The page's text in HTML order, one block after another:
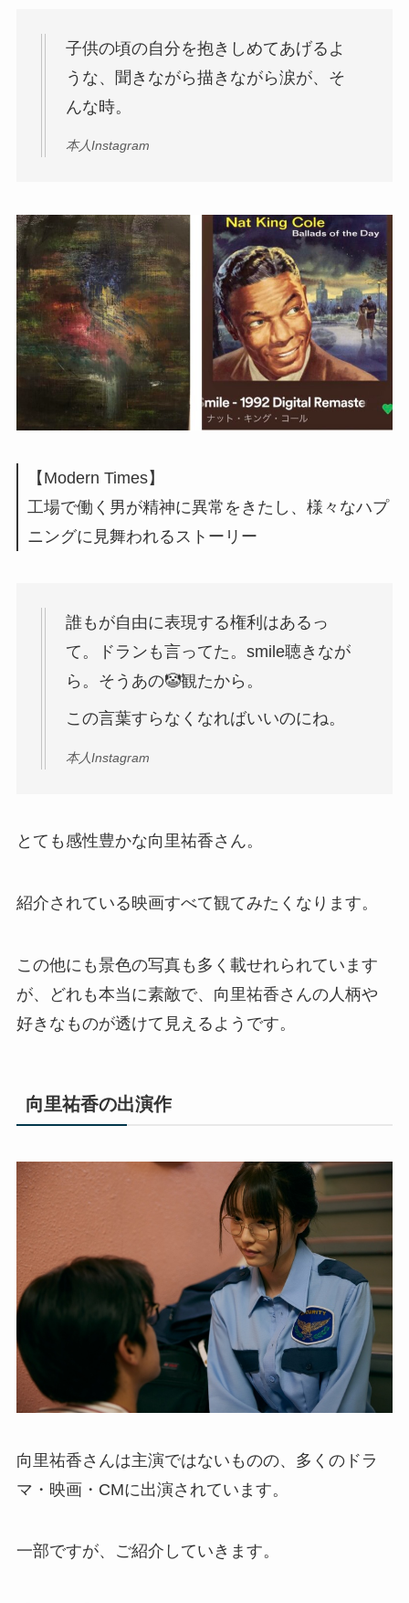
子供の頃の自分を抱きしめてあげるよ
うな、聞きながら描きながら涙が、そ
んな時。
本人Instagram
【Modern Times】
工場で働く男が精神に異常をきたし、様々なハプ
ニングに見舞われるストーリー
誰もが自由に表現する権利はあるっ
て。ドランも言ってた。smile聴きなが
ら。そうあの🤡観たから。
この言葉すらなくなればいいのにね。
本人Instagram
とても感性豊かな向里祐香さん。
紹介されている映画すべて観てみたくなります。
この他にも景色の写真も多く載せれられています
が、どれも本当に素敵で、向里祐香さんの人柄や
好きなものが透けて見えるようです。
向里祐香の出演作
向里祐香さんは主演ではないものの、多くのドラ
マ・映画・CMに出演されています。
一部ですが、ご紹介していきます。